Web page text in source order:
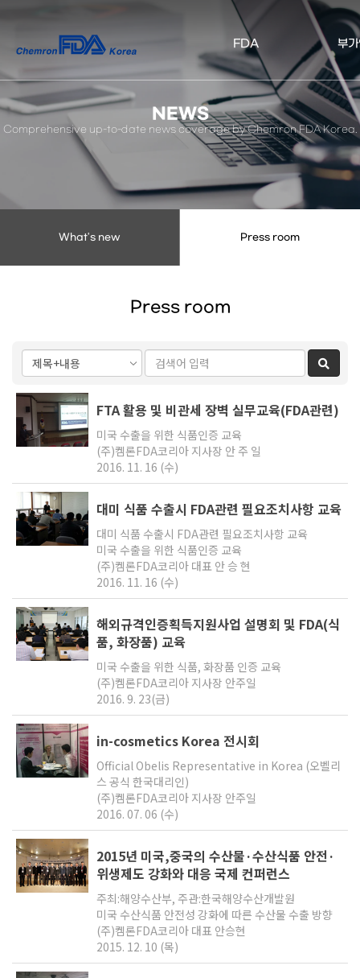
켐
론
FDA
코
FDA 부
NEWS
Comprehensive up-to-date news coverage by Chemron FDA Korea.
What's new Press room
Press room
검색
FTA 활용 및 비관세 장벽 실무교육(FDA관련)
미국 수출을 위한 식품인증 교육
(주)켐론FDA코리아 지사장 안 주 일
2016. 11. 16 (수)
대미 식품 수출시 FDA관련 필요조치사항 교육
대미 식품 수출시 FDA관련 필요조치사항 교육
미국 수출을 위한 식품인증 교육
(주)켐론FDA코리아 대표 안 승 현
2016. 11. 16 (수)
해외규격인증획득지원사업 설명회 및 FDA(식
품, 화장품) 교육
미국 수출을 위한 식품, 화장품 인증 교육
(주)켐론FDA코리아 지사장 안주일
2016. 9. 23(금)
in-cosmetics Korea 전시회
Official Obelis Representative in Korea (오벨리
스 공식 한국대리인)
(주)켐론FDA코리아 지사장 안주일
2016. 07. 06 (수)
2015년 미국,중국의 수산물·수산식품 안전·
위생제도 강화와 대응 국제 컨퍼런스
주최:해양수산부, 주관:한국해양수산개발원
미국 수산식품 안전성 강화에 따른 수산물 수출 방향
(주)켐론FDA코리아 대표 안승현
2015. 12. 10 (목)